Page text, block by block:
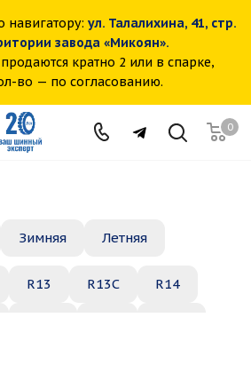
навигатору: ул. Талалихина, 41, стр.
завода «Микоян».
кратно 2 или в спарке,
во — по согласованию.
0
Зимняя Летняя
R13 R13C R14